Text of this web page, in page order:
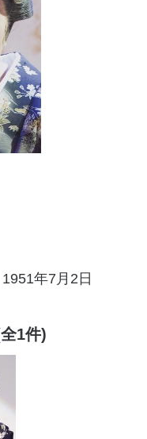
1951年7月2日
1件)